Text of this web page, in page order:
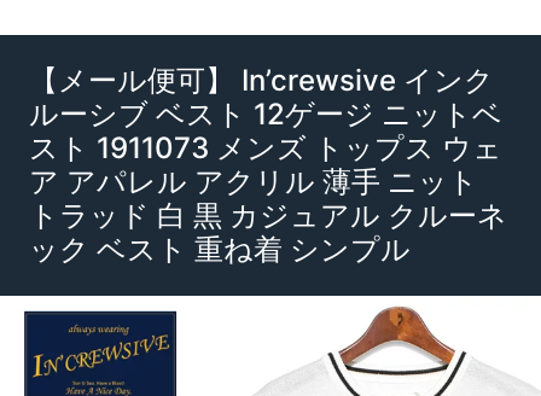
【メール便可】 In’crewsive インク
ルーシブ ベスト 12ゲージ ニットベ
スト 1911073 メンズ トップス ウェ
ア アパレル アクリル 薄手 ニット
トラッド 白 黒 カジュアル クルーネ
ック ベスト 重ね着 シンプル